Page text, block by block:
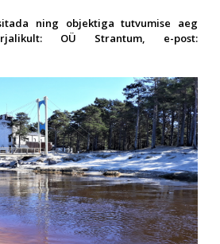
ning objektiga tutvumise aeg
OÜ Strantum, e-post: